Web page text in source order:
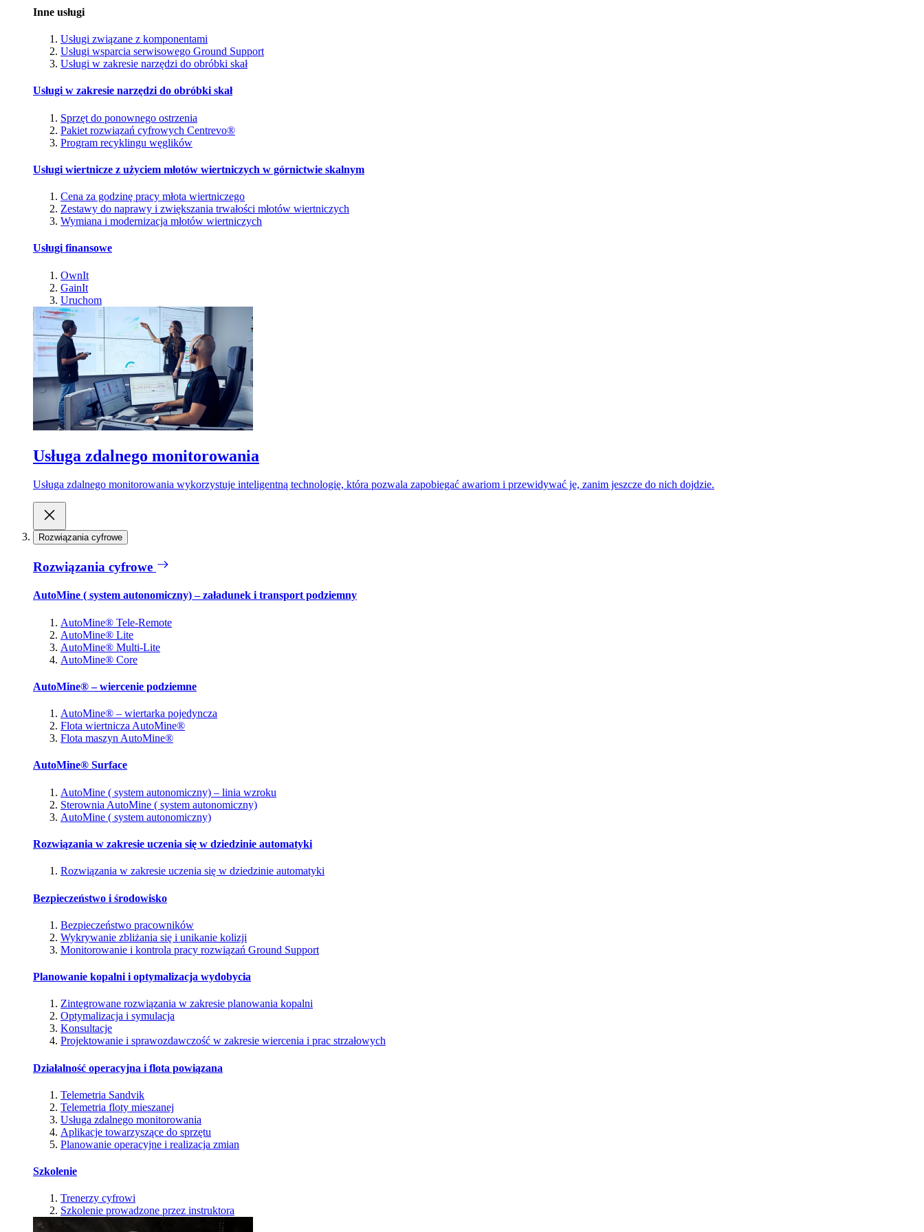
Inne usługi
Usługi związane z komponentami
Usługi wsparcia serwisowego Ground Support
Usługi w zakresie narzędzi do obróbki skał
Usługi w zakresie narzędzi do obróbki skał
Sprzęt do ponownego ostrzenia
Pakiet rozwiązań cyfrowych Centrevo®
Program recyklingu węglików
Usługi wiertnicze z użyciem młotów wiertniczych w górnictwie skalnym
Cena za godzinę pracy młota wiertniczego
Zestawy do naprawy i zwiększania trwałości młotów wiertniczych
Wymiana i modernizacja młotów wiertniczych
Usługi finansowe
OwnIt
GainIt
Uruchom
Usługa zdalnego monitorowania
Usługa zdalnego monitorowania wykorzystuje inteligentną technologię, która pozwala zapobiegać awariom i przewidywać je, zanim jeszcze do nich dojdzie.
Rozwiązania cyfrowe
Rozwiązania cyfrowe
AutoMine ( system autonomiczny) – załadunek i transport podziemny
AutoMine® Tele-Remote
AutoMine® Lite
AutoMine® Multi-Lite
AutoMine® Core
AutoMine® – wiercenie podziemne
AutoMine® – wiertarka pojedyncza
Flota wiertnicza AutoMine®
Flota maszyn AutoMine®
AutoMine® Surface
AutoMine ( system autonomiczny) – linia wzroku
Sterownia AutoMine ( system autonomiczny)
AutoMine ( system autonomiczny)
Rozwiązania w zakresie uczenia się w dziedzinie automatyki
Rozwiązania w zakresie uczenia się w dziedzinie automatyki
Bezpieczeństwo i środowisko
Bezpieczeństwo pracowników
Wykrywanie zbliżania się i unikanie kolizji
Monitorowanie i kontrola pracy rozwiązań Ground Support
Planowanie kopalni i optymalizacja wydobycia
Zintegrowane rozwiązania w zakresie planowania kopalni
Optymalizacja i symulacja
Konsultacje
Projektowanie i sprawozdawczość w zakresie wiercenia i prac strzałowych
Działalność operacyjna i flota powiązana
Telemetria Sandvik
Telemetria floty mieszanej
Usługa zdalnego monitorowania
Aplikacje towarzyszące do sprzętu
Planowanie operacyjne i realizacja zmian
Szkolenie
Trenerzy cyfrowi
Szkolenie prowadzone przez instruktora